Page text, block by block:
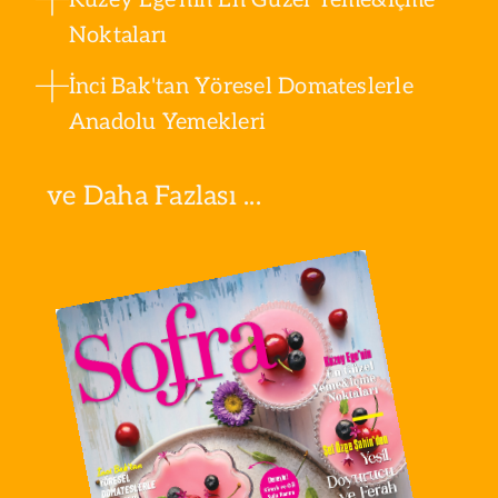
Noktaları
İnci Bak'tan Yöresel Domateslerle
Anadolu Yemekleri
ve Daha Fazlası ...